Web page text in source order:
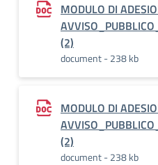
MODULO DI
(2)
document - 238 kb
MODULO DI
(2)
document - 238 kb